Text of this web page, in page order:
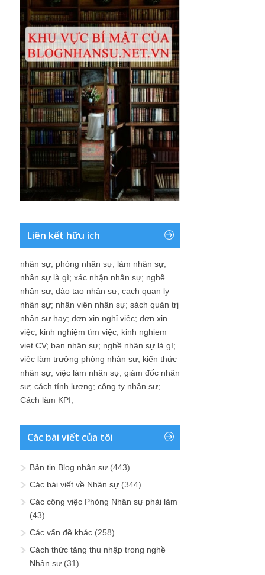
Liên kết hữu ích
nhân sự; phòng nhân sự; làm nhân sự;
nhân sự là gì; xác nhận nhân sự; nghề
nhân sự; đào tạo nhân sự; cach quan ly
nhân sự; nhân viên nhân sự; sách quản trị
nhân sự hay; đơn xin nghỉ việc; đơn xin
việc; kinh nghiệm tìm việc; kinh nghiem
viet CV; ban nhân sự; nghề nhân sự là gì;
việc làm trưởng phòng nhân sự; kiến thức
nhân sự; việc làm nhân sự; giám đốc nhân
sự; cách tính lương; công ty nhân sự;
Cách làm KPI;
Các bài viết của tôi
Bản tin Blog nhân sự (443)
Các bài viết về Nhân sự (344)
Các công việc Phòng Nhân sự phải làm
(43)
Các vấn đề khác (258)
Cách thức tăng thu nhập trong nghề
Nhân sự (31)